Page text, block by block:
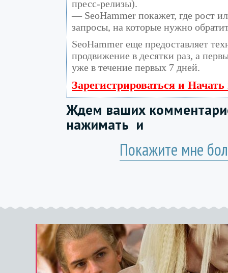
пресс-релизы).
— SeoHammer покажет, где рост
запросы, на которые нужно
SeoHammer еще предоставляет
продвижение в десятки раз, а
уже в течение первых 7 дней.
Зарегистрироваться и
Ждем ваших
нажимать и
Покажите мне